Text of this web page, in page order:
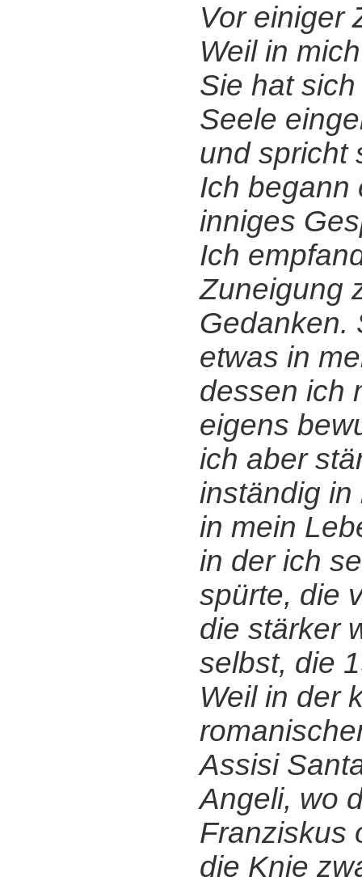
Vor einiger
Weil in
Sie hat
Seele
und spricht
Ich begann
inniges
Ich
Zuneigung
Gedanken.
etwas in
dessen ich
eigens
ich aber
inständig in
in mein
in der ich
spürte, die
die stärker
selbst, die
Weil in der
Assisi
Angeli, wo
Franziskus
die Knie